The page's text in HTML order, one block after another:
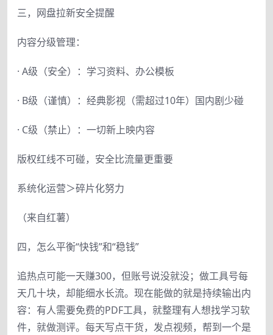
三，网盘拉新安全提醒
内容分级管理：
· A级（安全）：学习资料、办公模板
· B级（谨慎）：经典影视（需超过10年）国内剧少碰
· C级（禁止）：一切新上映内容
版权红线不可碰，安全比流量更重要
系统化运营＞碎片化努力
（来自红薯）
四，怎么平衡“快钱”和“稳钱”
追热点可能一天赚300，但账号说没就没；做工具号每
天几十块，却能细水长流。现在能做的就是持续输出内
容：有人需要免费的PDF工具，就整理有人想找学习软
件，就做测评。每天写点干货，发点视频，帮到一个是